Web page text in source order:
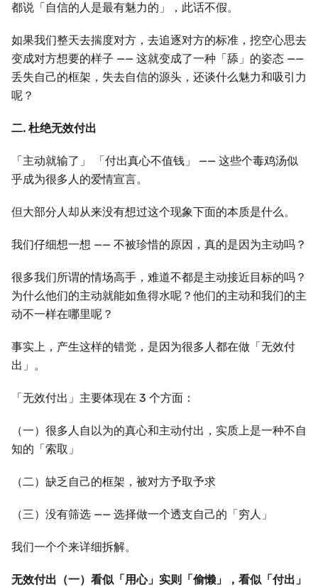
都说「自信的人是最有魅力的」，此话不假。
如果我们整天去揣度对方，去追逐对方的标准，挖空心思去
变成对方想要的样子 —— 这就变成了一种「舔」的姿态 ——
丢失自己的框架，失去自信的源头，还谈什么魅力和吸引力
呢？
二. 杜绝无效付出
「主动就输了」 「付出真心不值钱」 —— 这些个毒鸡汤似
乎成为很多人的爱情宣言。
但大部分人却从来没有想过这个现象下面的本质是什么。
我们仔细想一想 —— 不被珍惜的原因，真的是因为主动吗？
很多我们所谓的情场高手，难道不都是主动接近目标的吗？
为什么他们的主动就能如鱼得水呢？他们的主动和我们的主
动不一样在哪里呢？
事实上，产生这样的错觉，是因为很多人都在做「无效付
出」。
「无效付出」主要体现在 3 个方面：
（一）很多人自以为的真心和主动付出，实质上是一种不自
知的「索取」
（二）缺乏自己的框架，被对方予取予求
（三）没有筛选 —— 选择做一个透支自己的「穷人」
我们一个个来详细拆解。
无效付出（一）看似「用心」实则「偷懒」，看似「付出」